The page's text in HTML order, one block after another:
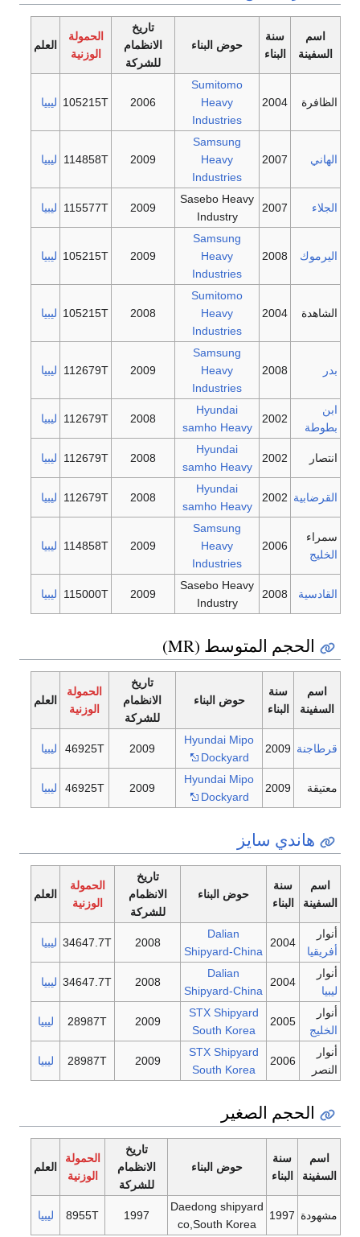
اسم
السفينة
سنة
البناء
حوض البناء
تاريخ
الانظمام
للشركة
الحمولة
الوزنية
العلم
الظافرة 2004
Sumitomo
Heavy
Industries
2006
105215T ليبيا
الهاني 2007
Samsung
Heavy
Industries
2009
114858T ليبيا
الجلاء 2007
Sasebo Heavy
Industry
2009
115577T ليبيا
اليرموك 2008
Samsung
Heavy
Industries
2009
105215T ليبيا
الشاهدة 2004
Sumitomo
Heavy
Industries
2008
105215T ليبيا
2008
Samsung
Heavy
Industries
2009
112679T ليبيا
ابن
بطوطة
2002
Hyundai
samho Heavy
2008
112679T ليبيا
انتصار 2002
Hyundai
samho Heavy
2008
112679T ليبيا
القرضابية 2002
Hyundai
samho Heavy
2008
112679T ليبيا
سمراء
الخليج
2006
Samsung
Heavy
Industries
2009
114858T ليبيا
القادسية 2008
Sasebo Heavy
Industry
2009
115000T ليبيا
الحجم المتوسط (MR)
اسم
السفينة
سنة
البناء
حوض البناء
تاريخ
الانظمام
للشركة
الحمولة
الوزنية
العلم
قرطاجنة 2009
Hyundai Mipo
Dockyard
2009
46925T ليبيا
معتيقة 2009
Hyundai Mipo
Dockyard
2009
46925T ليبيا
هاندي سايز
اسم
السفينة
سنة
البناء
حوض البناء
تاريخ
الانظمام
للشركة
الحمولة
الوزنية
العلم
أنوار
أفريقيا
2004
Dalian
Shipyard-China
2008
34647.7T ليبيا
أنوار
ليبيا
2004
Dalian
Shipyard-China
2008
34647.7T ليبيا
أنوار
الخليج
2005
STX Shipyard
South Korea
2009
28987T ليبيا
أنوار
النصر
2006
STX Shipyard
South Korea
2009
28987T ليبيا
الحجم الصغير
اسم
السفينة
سنة
البناء
حوض البناء
تاريخ
الانظمام
للشركة
الحمولة
الوزنية
العلم
مشهودة 1997
Daedong shipyard
co,South Korea
1997
8955T ليبيا